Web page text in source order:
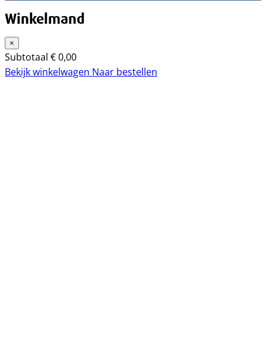
Winkelmand
×
Subtotaal €0,00
Bekijk winkelwagen Naar bestellen